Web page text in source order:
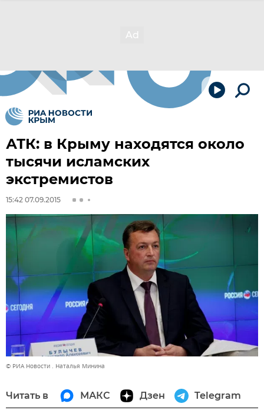
АТК: в Крыму находятся около
тысячи исламских
экстремистов
15:42 07.09.2015
© РИА Новости . Наталья Минина
Читать в МАКС Дзен Telegram